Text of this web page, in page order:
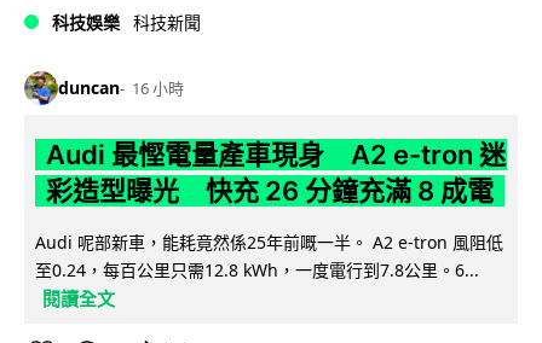
科技娛樂 科技新聞
duncan 16 小時
Audi 最慳電量產車現身 A2 e-tron 迷
彩造型曝光 快充 26 分鐘充滿 8 成電
Audi 呢部新車，能耗竟然係25年前嘅一半。 A2 e-tron 風阻低
至0.24，每百公里只需12.8 kWh，一度電行到7.8公里。6...
閱讀全文